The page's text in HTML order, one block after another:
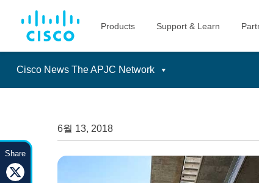
Cisco News The APJC Network
6월 13, 2018
Share